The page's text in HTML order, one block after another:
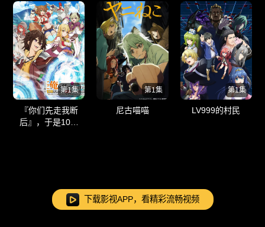
第1集
『你们先走我断
后』，于是10年
第1集
尼古喵喵
第1集
LV999的村民
下载影视APP，看精彩流畅视频